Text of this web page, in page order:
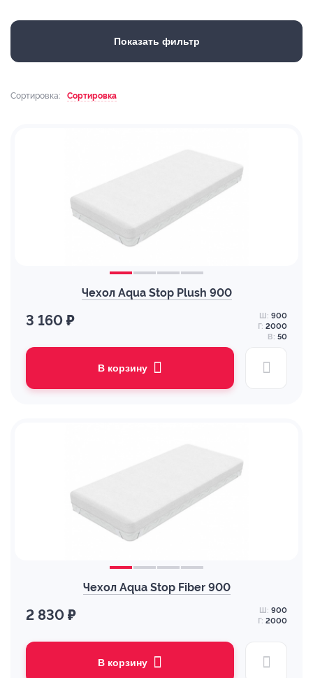
Показать фильтр
Сортировка: Сортировка
Чехол Aqua Stop Plush 900
3 160 ₽ Ш: 900
Г: 2000
В: 50
В корзину
Чехол Aqua Stop Fiber 900
2 830 ₽ Ш: 900
Г: 2000
В корзину